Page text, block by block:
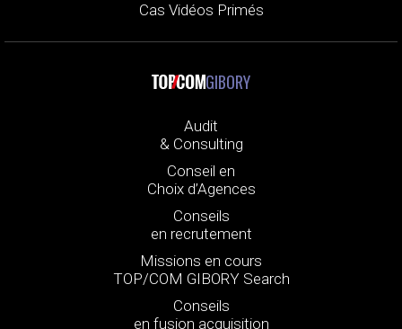
Cas Vidéos Primés
GIBORY
Audit
& Consulting
Conseil en
Choix d’Agences
Conseils
en recrutement
Missions en cours
TOP/COM GIBORY Search
Conseils
en fusion acquisition